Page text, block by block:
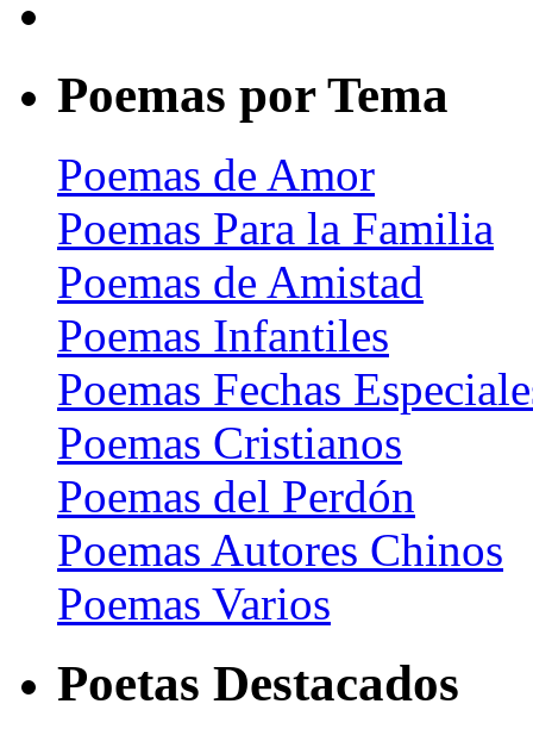
Poemas por Tema
Poemas de Amor
Poemas Para la Familia
Poemas de Amistad
Poemas Infantiles
Poemas Fechas
Poemas Cristianos
Poemas del Perdón
Poemas Autores Chinos
Poemas Varios
Poetas Destacados